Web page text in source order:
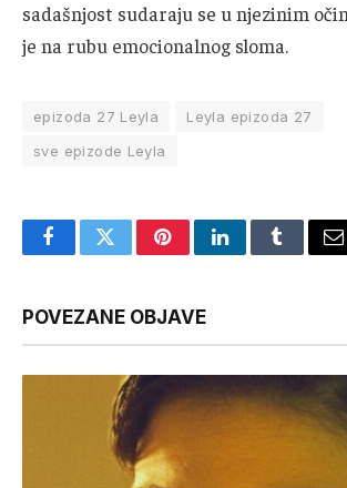
sadašnjost sudaraju se u njezinim
je na rubu emocionalnog sloma.
epizoda 27 Leyla
Leyla epizoda 27
sve epizode Leyla
FacebookTwitterPinterestLinkedInTumblr
POVEZANE OBJAVE